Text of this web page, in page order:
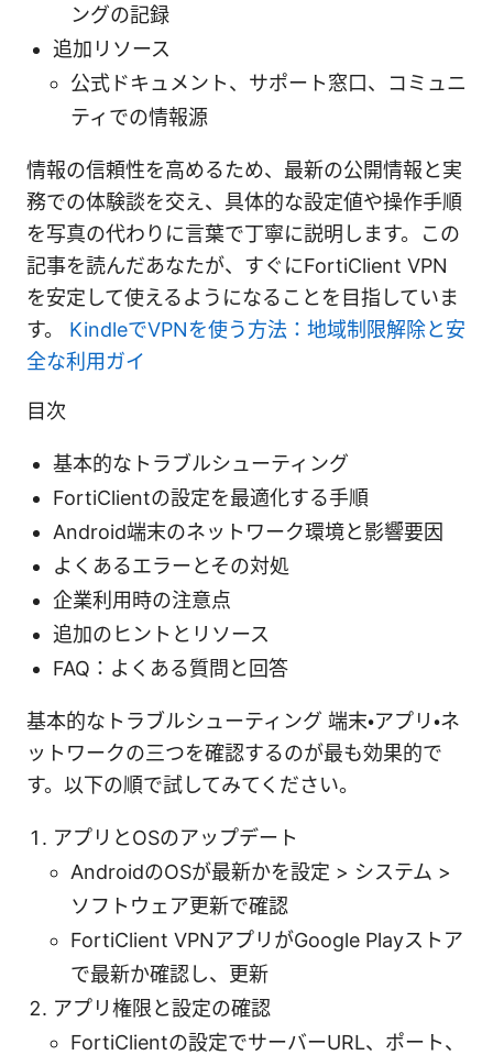
ングの記録
追加リソース
公式ドキュメント、サポート窓口、コミュニ
ティでの情報源
情報の信頼性を高めるため、最新の公開情報と実
務での体験談を交え、具体的な設定値や操作手順
を写真の代わりに言葉で丁寧に説明します。この
記事を読んだあなたが、すぐにFortiClient VPN
を安定して使えるようになることを目指していま
す。 KindleでVPNを使う方法：地域制限解除と安
全な利用ガイ
目次
基本的なトラブルシューティング
FortiClientの設定を最適化する手順
Android端末のネットワーク環境と影響要因
よくあるエラーとその対処
企業利用時の注意点
追加のヒントとリソース
FAQ：よくある質問と回答
基本的なトラブルシューティング 端末・アプリ・ネ
ットワークの三つを確認するのが最も効果的で
す。以下の順で試してみてください。
アプリとOSのアップデート
AndroidのOSが最新かを設定 > システム >
ソフトウェア更新で確認
FortiClient VPNアプリがGoogle Playストア
で最新か確認し、更新
アプリ権限と設定の確認
FortiClientの設定でサーバーURL、ポート、